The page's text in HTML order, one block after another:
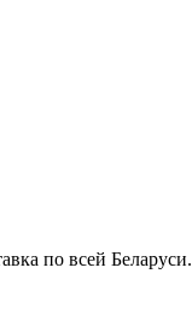
по всей Беларуси.